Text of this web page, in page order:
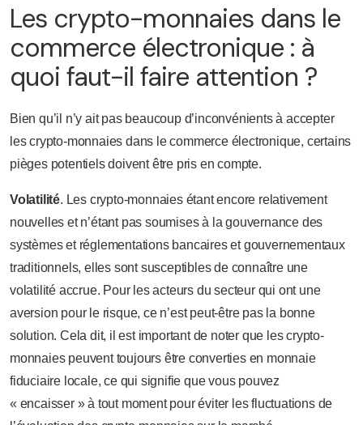
Les crypto-monnaies dans le
commerce électronique : à
quoi faut-il faire attention ?
Bien qu’il n’y ait pas beaucoup d’inconvénients à accepter
les crypto-monnaies dans le commerce électronique, certains
pièges potentiels doivent être pris en compte.
Volatilité. Les crypto-monnaies étant encore relativement
nouvelles et n’étant pas soumises à la gouvernance des
systèmes et réglementations bancaires et gouvernementaux
traditionnels, elles sont susceptibles de connaître une
volatilité accrue. Pour les acteurs du secteur qui ont une
aversion pour le risque, ce n’est peut-être pas la bonne
solution. Cela dit, il est important de noter que les crypto-
monnaies peuvent toujours être converties en monnaie
fiduciaire locale, ce qui signifie que vous pouvez
« encaisser » à tout moment pour éviter les fluctuations de